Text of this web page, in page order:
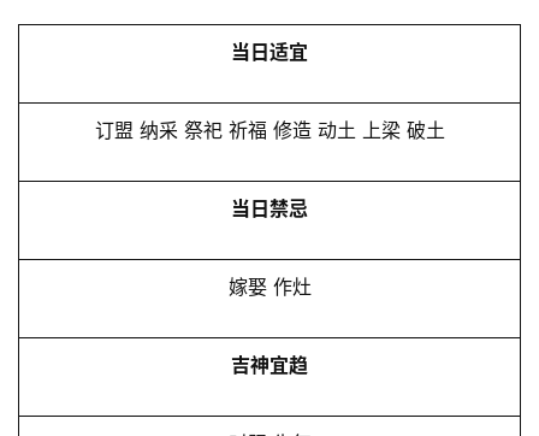
当日适宜
订盟 纳采 祭祀 祈福 修造 动土 上梁 破土
当日禁忌
嫁娶 作灶
吉神宜趋